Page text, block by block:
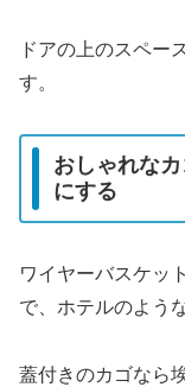
ドアの上のスペー
す。
おしゃれな
にする
ワイヤーバスケッ
で、ホテルのよう
蓋付きのカゴなら